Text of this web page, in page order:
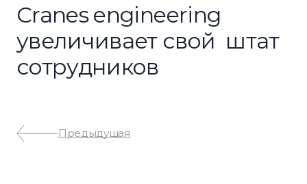
Cranes engineering
увеличивает свой штат
сотрудников
Предыдущая